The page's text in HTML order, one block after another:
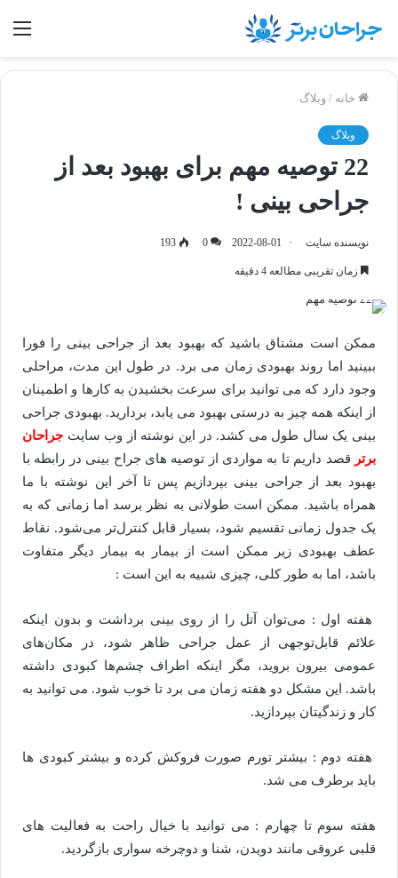
خانه / وبلاگ
وبلاگ
22 توصیه مهم برای بهبود بعد از
جراحی بینی !
نویسنده سایت 2022-08-01
0
193
زمان تقریبی مطالعه 4 دقیقه
ممکن است مشتاق باشید که بهبود بعد از جراحی بینی را فورا
ببینید اما روند بهبودی زمان می برد. در طول این مدت، مراحلی
وجود دارد که می توانید برای سرعت بخشیدن به کارها و اطمینان
از اینکه همه چیز به درستی بهبود می یابد، بردارید. بهبودی جراحی
بینی یک سال طول می کشد. در این نوشته از وب سایت جراحان
برتر قصد داریم تا به مواردی از توصیه های جراح بینی در رابطه با
بهبود بعد از جراحی بینی بپردازیم پس تا آخر این نوشته با ما
همراه باشید. ممکن است طولانی به نظر برسد اما زمانی که به
یک جدول زمانی تقسیم شود، بسیار قابل کنترل‌تر می‌شود. نقاط
عطف بهبودی زیر ممکن است از بیمار به بیمار دیگر متفاوت
باشد، اما به طور کلی، چیزی شبیه به این است :
هفته اول : می‌توان آتل را از روی بینی برداشت و بدون اینکه
علائم قابل‌توجهی از عمل جراحی ظاهر شود، در مکان‌های
عمومی بیرون بروید، مگر اینکه اطراف چشم‌ها کبودی داشته
باشد. این مشکل دو هفته زمان می برد تا خوب شود. می توانید به
کار و زندگیتان بپردازید.
هفته دوم : بیشتر تورم صورت فروکش کرده و بیشتر کبودی ها
باید برطرف می شد.
هفته سوم تا چهارم : می توانید با خیال راحت به فعالیت های
قلبی عروقی مانند دویدن، شنا و دوچرخه سواری بازگردید.